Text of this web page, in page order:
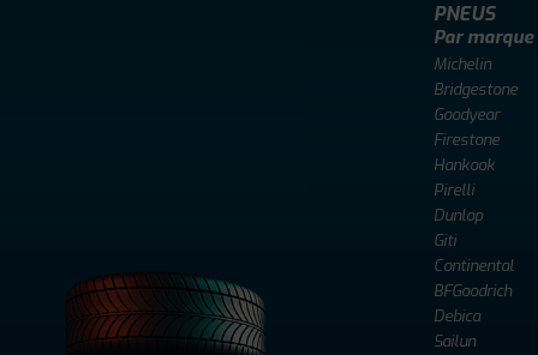
PNEUS
Par marque
Michelin
Bridgestone
Goodyear
Firestone
Hankook
Pirelli
Dunlop
Giti
Continental
BFGoodrich
Debica
Sailun